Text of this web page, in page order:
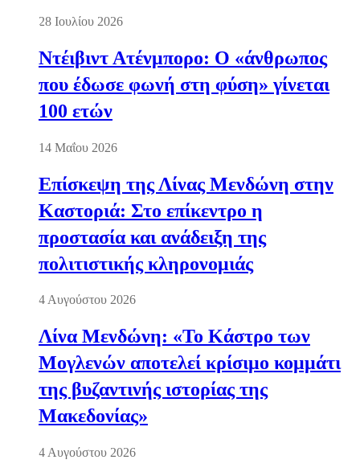
28 Ιουλίου 2026
Ντέιβιντ Ατένμπορο: Ο «άνθρωπος
που έδωσε φωνή στη φύση» γίνεται
100 ετών
14 Μαΐου 2026
Επίσκεψη της Λίνας Μενδώνη στην
Καστοριά: Στο επίκεντρο η
προστασία και ανάδειξη της
πολιτιστικής κληρονομιάς
4 Αυγούστου 2026
Λίνα Μενδώνη: «Το Κάστρο των
Μογλενών αποτελεί κρίσιμο κομμάτι
της βυζαντινής ιστορίας της
Μακεδονίας»
4 Αυγούστου 2026